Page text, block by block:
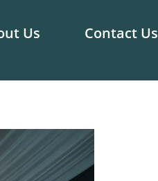
Us Contact Us